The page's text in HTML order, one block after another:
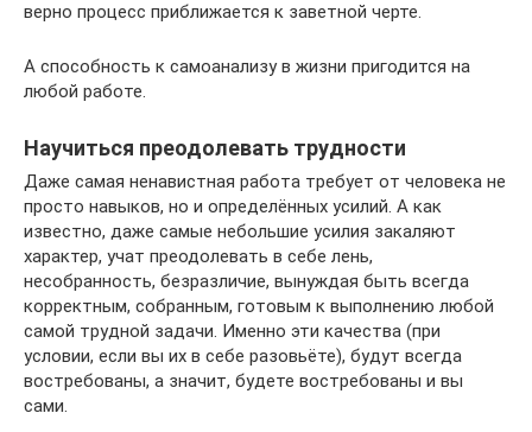
верно процесс приближается к заветной черте.
А способность к самоанализу в жизни пригодится на
любой работе.
Научиться преодолевать трудности
Даже самая ненавистная работа требует от человека не
просто навыков, но и определённых усилий. А как
известно, даже самые небольшие усилия закаляют
характер, учат преодолевать в себе лень,
несобранность, безразличие, вынуждая быть всегда
корректным, собранным, готовым к выполнению любой
самой трудной задачи. Именно эти качества (при
условии, если вы их в себе разовьёте), будут всегда
востребованы, а значит, будете востребованы и вы
сами.